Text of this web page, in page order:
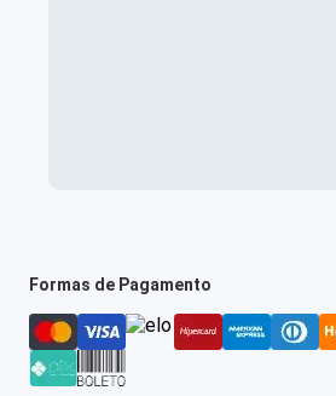
Formas de Pagamento